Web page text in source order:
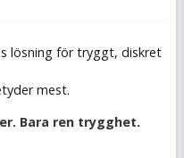
lösning för tryggt, diskret
mest.
Bara ren trygghet.